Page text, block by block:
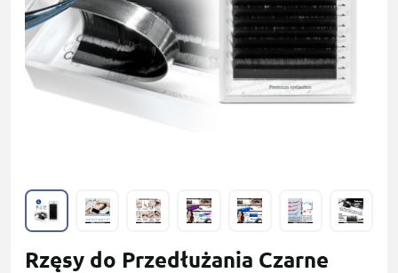
Rzęsy do Przedłużania Czarne